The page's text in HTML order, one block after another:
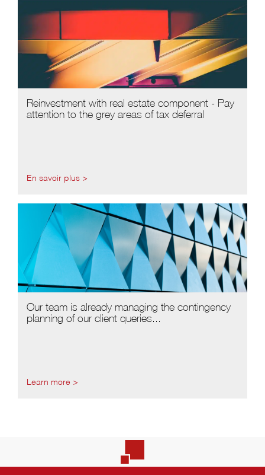
Reinvestment with real estate component - Pay
attention to the grey areas of tax deferral
En savoir plus >
Our team is already managing the contingency
planning of our client queries...
Learn more >